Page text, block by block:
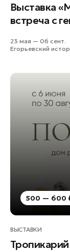
Выставка
встреча с
23 мая — 06 сент.
Егорьевский
500 — 600
ВЫСТАВКИ